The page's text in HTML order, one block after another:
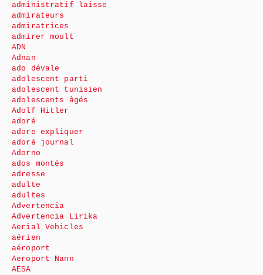
administratif laisse
admirateurs
admiratrices
admirer moult
ADN
Adnan
ado dévale
adolescent parti
adolescent tunisien
adolescents âgés
Adolf Hitler
adoré
adore expliquer
adoré journal
Adorno
ados montés
adresse
adulte
adultes
Advertencia
Advertencia Lirika
Aerial Vehicles
aérien
aéroport
Aeroport Nann
AESA